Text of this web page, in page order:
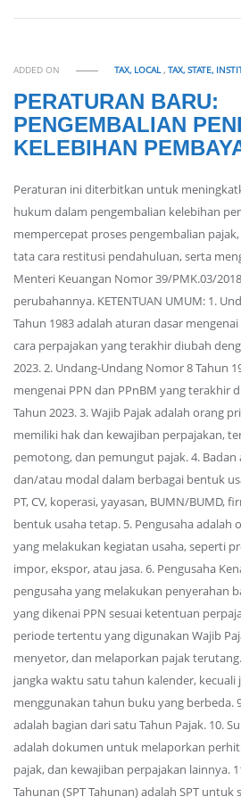
ADDED ON TAX, LOCAL,TAX, STATE,
PERATURAN BARU:
PENGEMBALIAN
KELEBIHAN
Peraturan ini diterbitkan untuk
hukum dalam pengembalian kelebihan
mempercepat proses pengembalian
tata cara restitusi pendahuluan, serta
Menteri Keuangan Nomor 39/PMK.03/
perubahannya. KETENTUAN UMUM: 1.
Tahun 1983 adalah aturan dasar
cara perpajakan yang terakhir diubah
2023. 2. Undang-Undang Nomor 8 Tahun
mengenai PPN dan PPnBM yang terakhir
Tahun 2023. 3. Wajib Pajak adalah orang
memiliki hak dan kewajiban perpajakan,
pemotong, dan pemungut pajak. 4.
dan/atau modal dalam berbagai bentuk
PT, CV, koperasi, yayasan, BUMN/BUMD,
bentuk usaha tetap. 5. Pengusaha adalah
yang melakukan kegiatan usaha, seperti
impor, ekspor, atau jasa. 6. Pengusaha
pengusaha yang melakukan penyerahan
yang dikenai PPN sesuai ketentuan
periode tertentu yang digunakan Wajib
menyetor, dan melaporkan pajak
jangka waktu satu tahun kalender, kecuali
menggunakan tahun buku yang berbeda.
adalah bagian dari satu Tahun Pajak. 10.
adalah dokumen untuk melaporkan
pajak, dan kewajiban perpajakan lainnya.
Tahunan (SPT Tahunan) adalah SPT untuk